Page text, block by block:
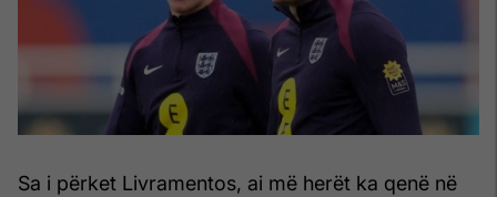
Sa i përket Livramentos, ai më herët ka qenë në